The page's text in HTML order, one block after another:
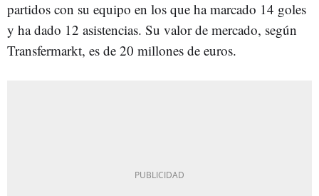
partidos con su equipo en los que ha marcado 14 goles
y ha dado 12 asistencias. Su valor de mercado, según
Transfermarkt, es de 20 millones de euros.